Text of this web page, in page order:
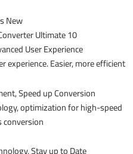
New :
Ultimate 10:
User Experience
Easier, more efficient!
Speed up Conversion
optimization for high-speed